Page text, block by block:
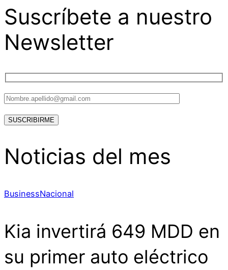
Suscríbete a nuestro
Newsletter
Noticias del mes
BusinessNacional
Kia invertirá 649 MDD en
su primer auto eléctrico